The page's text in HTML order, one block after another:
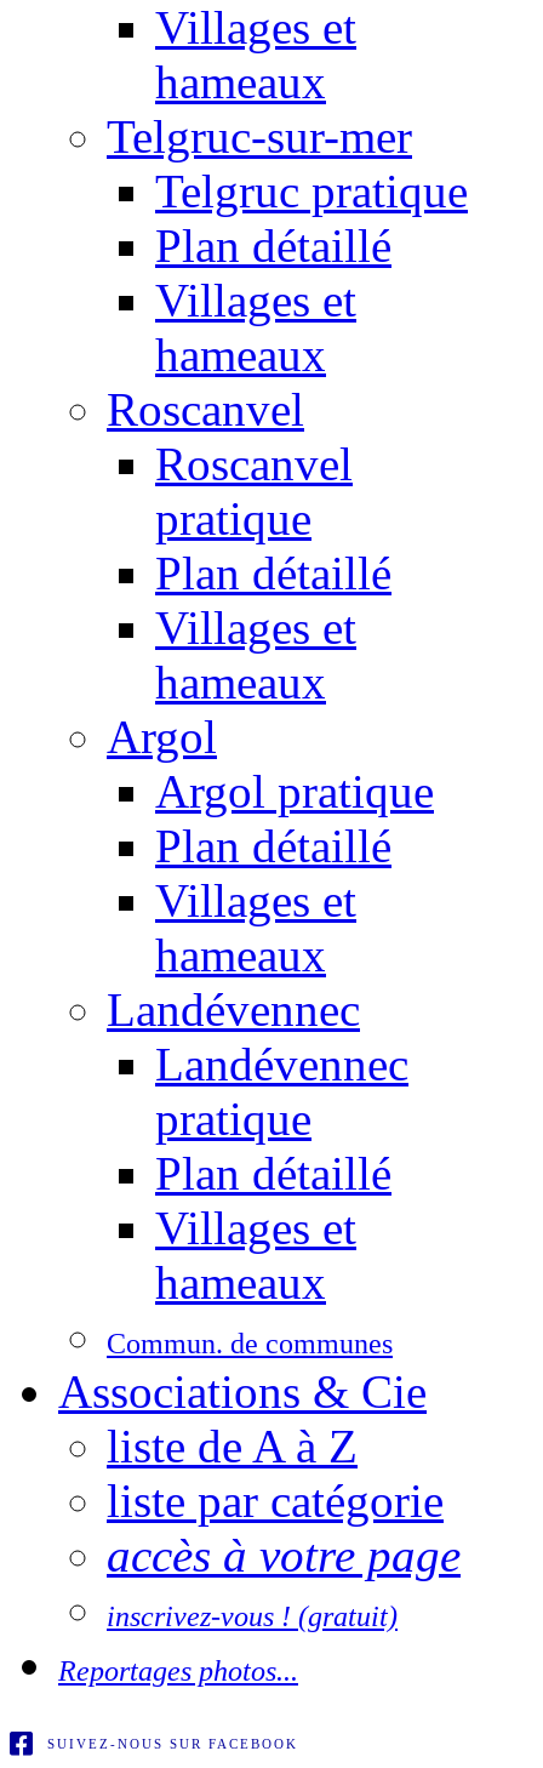
Villages et
hameaux
Telgruc-sur-mer
Telgruc pratique
Plan détaillé
Villages et
hameaux
Roscanvel
Roscanvel
pratique
Plan détaillé
Villages et
hameaux
Argol
Argol pratique
Plan détaillé
Villages et
hameaux
Landévennec
Landévennec
pratique
Plan détaillé
Villages et
hameaux
Commun. de communes
Associations & Cie
liste de A à Z
liste par catégorie
accès à votre page
inscrivez-vous ! (gratuit)
Reportages photos...
SUIVEZ-NOUS SUR FACEBOOK